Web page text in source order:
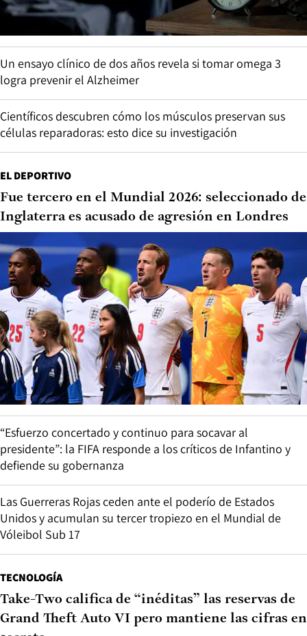
Un ensayo clínico de dos años revela si tomar omega 3
logra prevenir el Alzheimer
Científicos descubren cómo los músculos preservan sus
células reparadoras: esto dice su investigación
EL DEPORTIVO
Fue tercero en el Mundial 2026: seleccionado de
Inglaterra es acusado de agresión en Londres
“Esfuerzo concertado y continuo para socavar al
presidente”: la FIFA responde a los críticos de Infantino y
defiende su gobernanza
Las Guerreras Rojas ceden ante el poderío de Estados
Unidos y acumulan su tercer tropiezo en el Mundial de
Vóleibol Sub 17
TECNOLOGÍA
Take-Two califica de “inéditas” las reservas de
Grand Theft Auto VI pero mantiene las cifras en